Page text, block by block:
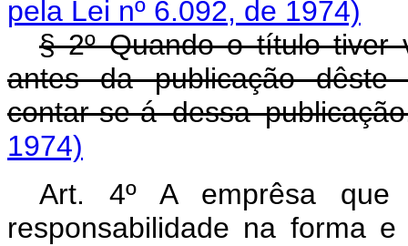
pela Lei nº 6.092, de 1974)
§ 2º Quando o título tiver
antes da publicação dêste
contar-se-á dessa
1974)
Art. 4º A emprêsa
responsabilidade na forma